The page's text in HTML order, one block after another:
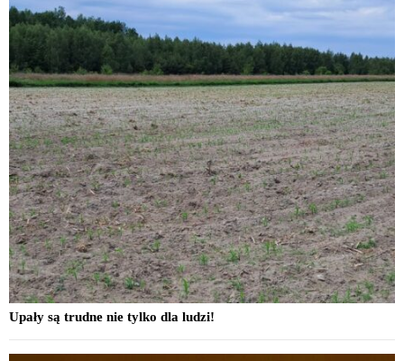
Upały są trudne nie tylko dla ludzi!